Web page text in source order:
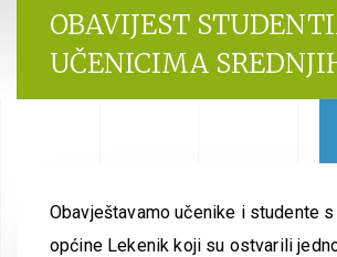
OBAVIJEST
UČENICIMA
Obavještavamo učenike i studente
općine Lekenik koji su ostvarili